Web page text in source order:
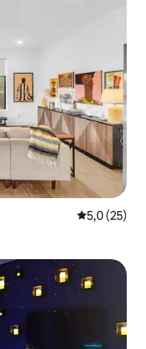
Prosječna
5,0 (25)